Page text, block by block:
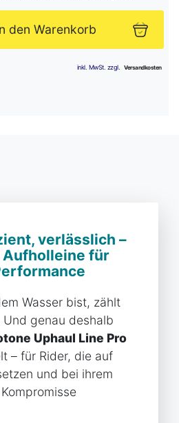
den Warenkorb
verlässlich –
Aufholleine für
Wasser bist, zählt
Und genau deshalb
Uphaul Line Pro
– für Rider, die auf
und bei ihrem